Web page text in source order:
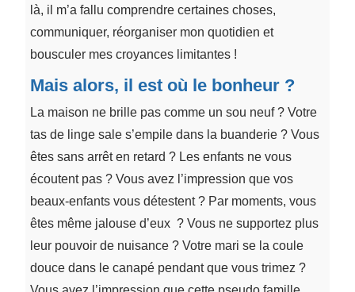
là, il m’a fallu comprendre certaines choses,
communiquer, réorganiser mon quotidien et
bousculer mes croyances limitantes !
Mais alors, il est où le bonheur ?
La maison ne brille pas comme un sou neuf ? Votre
tas de linge sale s’empile dans la buanderie ? Vous
êtes sans arrêt en retard ? Les enfants ne vous
écoutent pas ? Vous avez l’impression que vos
beaux-enfants vous détestent ? Par moments, vous
êtes même jalouse d’eux ? Vous ne supportez plus
leur pouvoir de nuisance ? Votre mari se la coule
douce dans le canapé pendant que vous trimez ?